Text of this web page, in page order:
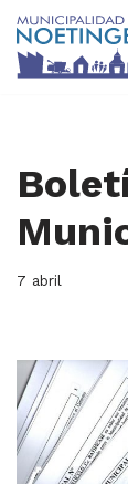
Saltar
7 abril